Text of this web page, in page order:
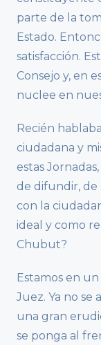
parte de la
Estado.
satisfacción.
Consejo y, en
nuclee en
Recién
ciudadana y
estas
de difundir, de
con la
ideal y como
Chubut?
Estamos en
Juez. Ya no se
una gran
se ponga al